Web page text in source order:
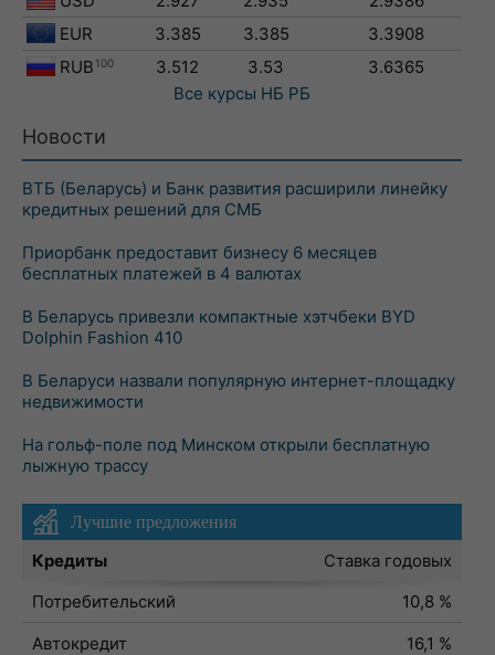
EUR
3.385 3.385
3.3908
RUB 100 3.512 3.53
3.6365
Все курсы НБ РБ
Новости
ВТБ (Беларусь) и Банк развития расширили линейку
кредитных решений для СМБ
Приорбанк предоставит бизнесу 6 месяцев
бесплатных платежей в 4 валютах
В Беларусь привезли компактные хэтчбеки BYD
Dolphin Fashion 410
В Беларуси назвали популярную интернет-площадку
недвижимости
На гольф-поле под Минском открыли бесплатную
лыжную трассу
Лучшие предложения
Кредиты
Ставка годовых
Потребительский
10,8 %
Автокредит
16,1 %